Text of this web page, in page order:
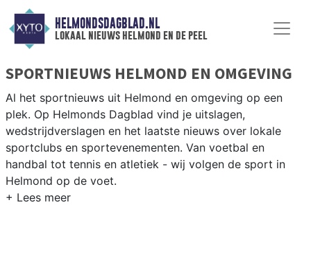
HELMONDSDAGBLAD.NL
lokaal nieuws helmond en de peel
SPORTNIEUWS HELMOND EN OMGEVING
Al het sportnieuws uit Helmond en omgeving op een
plek. Op Helmonds Dagblad vind je uitslagen,
wedstrijdverslagen en het laatste nieuws over lokale
sportclubs en sportevenementen. Van voetbal en
handbal tot tennis en atletiek - wij volgen de sport in
Helmond op de voet.